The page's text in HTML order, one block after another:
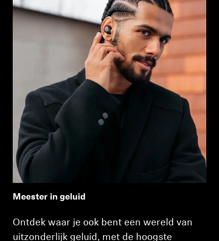
Meester in geluid
Ontdek waar je ook bent een wereld van
uitzonderlijk geluid, met de hoogste